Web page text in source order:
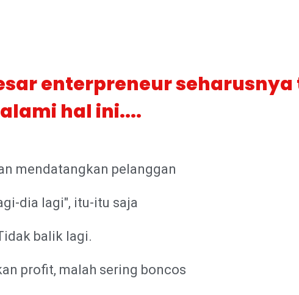
enterpreneur
hal ini....
mendatangkan pelanggan
dia lagi", itu-itu saja
balik lagi.
profit, malah sering boncos